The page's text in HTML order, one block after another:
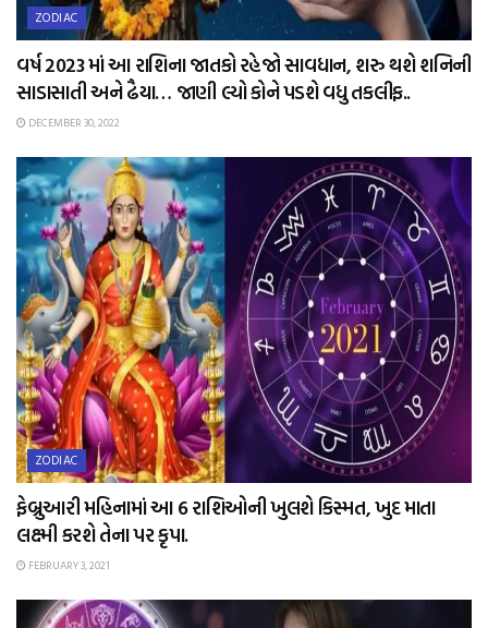
ZODIAC
વર્ષ 2023 માં આ રાશિના જાતકો રહેજો સાવધાન, શરુ થશે શનિની
સાડાસાતી અને ઢૈયા… જાણી લ્યો કોને પડશે વધુ તકલીફ..
DECEMBER 30, 2022
ZODIAC
ફેબ્રુઆરી મહિનામાં આ 6 રાશિઓની ખુલશે કિસ્મત, ખુદ માતા
લક્ષ્મી કરશે તેના પર કૃપા.
FEBRUARY 3, 2021